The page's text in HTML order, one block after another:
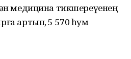
медицина тикшереүенең
артып, 5 570 һум